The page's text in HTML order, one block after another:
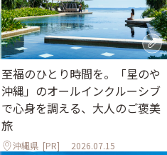
至福のひとり時間を。「星のや
沖縄」のオールインクルーシブ
で心身を調える、大人のご褒美
旅
沖縄県 [PR] 2026.07.15